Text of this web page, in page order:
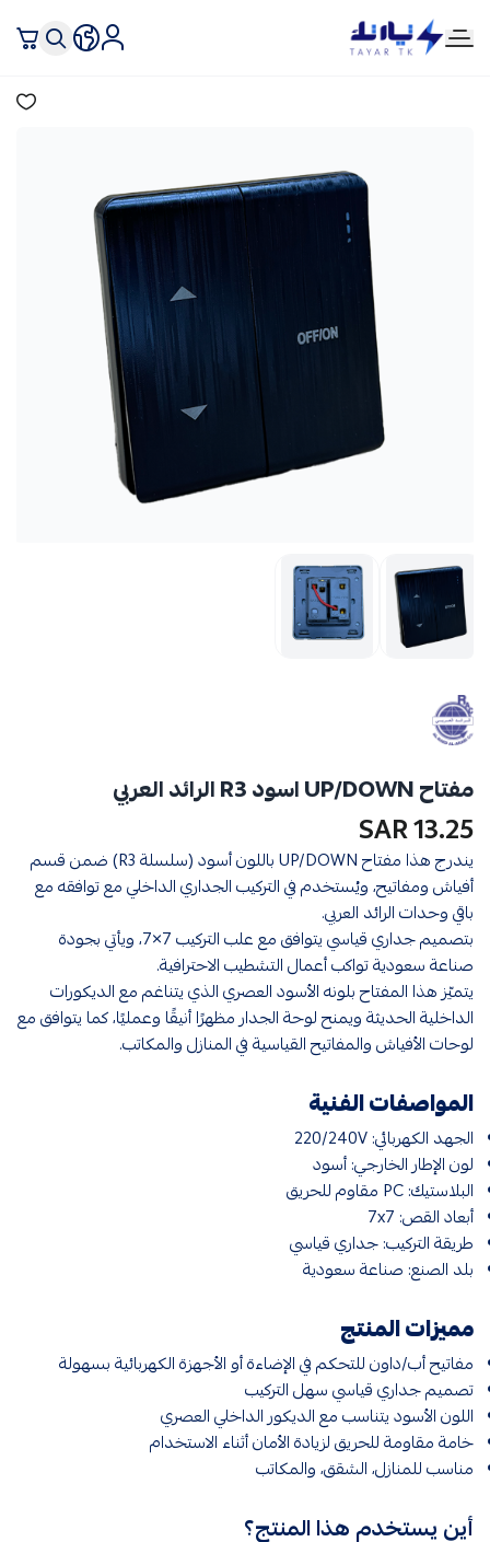
تيار تك إنارة وكهرباء
مفتاح UP/DOWN اسود R3 الرائد العربي
13.25 SAR
يندرج هذا مفتاح UP/DOWN باللون أسود (سلسلة R3) ضمن قسم
أفياش ومفاتيح، ويُستخدم في التركيب الجداري الداخلي مع توافقه مع
باقي وحدات الرائد العربي.
بتصميم جداري قياسي يتوافق مع علب التركيب 7×7، ويأتي بجودة
صناعة سعودية تواكب أعمال التشطيب الاحترافية.
يتميّز هذا المفتاح بلونه الأسود العصري الذي يتناغم مع الديكورات
الداخلية الحديثة ويمنح لوحة الجدار مظهرًا أنيقًا وعمليًا، كما يتوافق مع
لوحات الأفياش والمفاتيح القياسية في المنازل والمكاتب.
المواصفات الفنية
الجهد الكهربائي: 220/240V
لون الإطار الخارجي: أسود
البلاستيك: PC مقاوم للحريق
أبعاد القص: 7x7
طريقة التركيب: جداري قياسي
بلد الصنع: صناعة سعودية
مميزات المنتج
مفاتيح أب/داون للتحكم في الإضاءة أو الأجهزة الكهربائية بسهولة
تصميم جداري قياسي سهل التركيب
اللون الأسود يتناسب مع الديكور الداخلي العصري
خامة مقاومة للحريق لزيادة الأمان أثناء الاستخدام
مناسب للمنازل، الشقق، والمكاتب
أين يستخدم هذا المنتج؟